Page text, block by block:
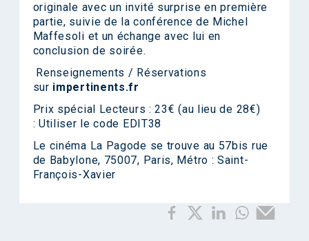
originale avec un invité surprise en première
partie, suivie de la conférence de Michel
Maffesoli et un échange avec lui en
conclusion de soirée.
Renseignements / Réservations
sur impertinents.fr
Prix spécial Lecteurs : 23€ (au lieu de 28€)
: Utiliser le code EDIT38
Le cinéma La Pagode se trouve au 57bis rue
de Babylone, 75007, Paris, Métro : Saint-
François-Xavier